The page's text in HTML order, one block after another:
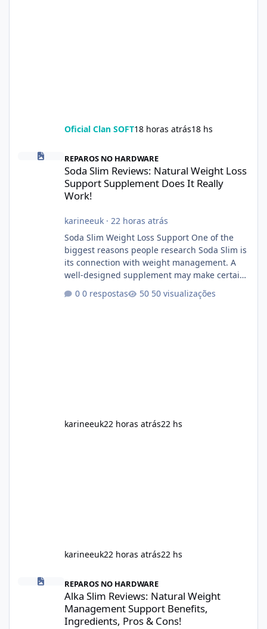
Oficial Clan SOFT18 horas atrás18 hs
REPAROS NO HARDWARE
Soda Slim Reviews: Natural Weight Loss
Support Supplement Does It Really
Work!
karineeuk· 22 horas atrás
Soda Slim Weight Loss Support One of the
biggest reasons people research Soda Slim is
its connection with weight management. A
well-designed supplement may make certain
maintain, depending on its ingredients and
0 respostas 50 visualizações
karineeuk22 horas atrás22 hs
karineeuk22 horas atrás22 hs
Alka Slim Reviews: Natural Weight Management Support
REPAROS NO HARDWARE
Alka Slim Reviews: Natural Weight
Management Support Benefits,
Ingredients, Pros & Cons!